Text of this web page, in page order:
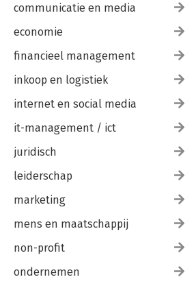
communicatie en media
economie
financieel management
inkoop en logistiek
internet en social media
it-management / ict
juridisch
leiderschap
marketing
mens en maatschappij
non-profit
ondernemen